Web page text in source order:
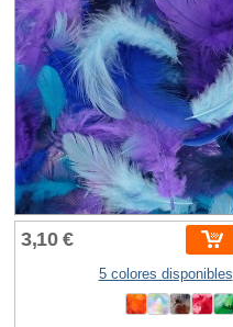
3,10 €
5 colores disponibles